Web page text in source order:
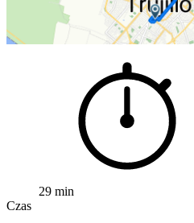
29 min
Czas